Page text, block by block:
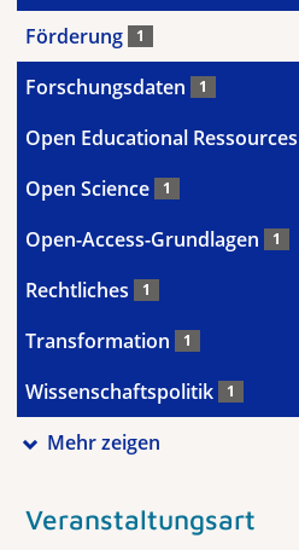
Förderung 1
Forschungsdaten 1
Open Educational Ressources
Open Science 1
Open-Access-Grundlagen 1
Rechtliches 1
Transformation 1
Wissenschaftspolitik 1
Mehr zeigen
Veranstaltungsart